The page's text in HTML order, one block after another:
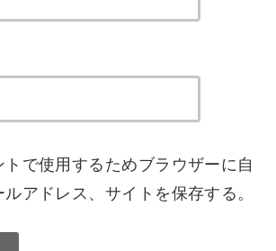
で使用するためブラウザーに自
アドレス、サイトを保存する。